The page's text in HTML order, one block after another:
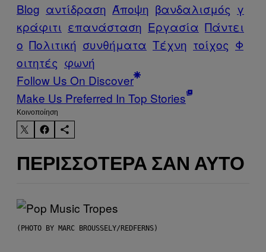
Blog αντίδραση Άποψη βανδαλισμός γ
κράφιτι επανάσταση Εργασία Πάντει
ο Πολιτική συνθήματα Τέχνη τοίχος Φ
οιτητές φωνή
Follow Us On Discover
Make Us Preferred In Top Stories
Kοινοποίηση
ΠΕΡΙΣΣΌΤΕΡΑ ΣΑΝ ΑΥΤΌ
(PHOTO BY MARC BROUSSELY/REDFERNS)